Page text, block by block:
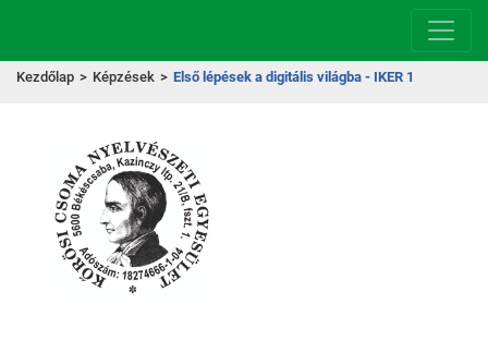
Kezdőlap > Képzések > Első lépések a digitális világba - IKER 1